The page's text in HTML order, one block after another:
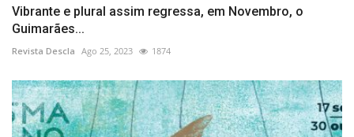
Vibrante e plural assim regressa, em Novembro, o
Guimarães...
Revista Descla Ago 25, 2023 1874